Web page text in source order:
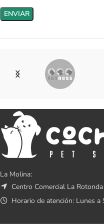
La Molina:
Centro Comercial La
Horario de atención: Lunes